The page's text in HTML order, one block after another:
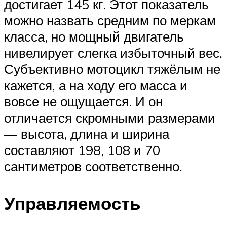
достигает 145 кг. Этот показатель
можно назвать средним по меркам
класса, но мощный двигатель
нивелирует слегка избыточный вес.
Субъективно мотоцикл тяжёлым не
кажется, а на ходу его масса и
вовсе не ощущается. И он
отличается скромными размерами
— высота, длина и ширина
составляют 198, 108 и 70
сантиметров соответственно.
Управляемость